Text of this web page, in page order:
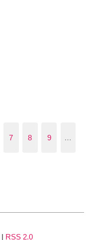
7 8 9 …
| RSS 2.0